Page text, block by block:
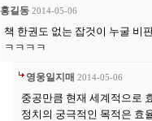
홍길동 2014-05-06
책 한권도 없는 잡것이 누굴 비
ㅋㅋㅋㅋ
영웅일지매 2014-05-06
중공만큼 현재 세계적으로
정치의 궁극적인 목적은 효